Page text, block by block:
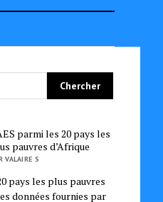
parmi les 20 pays les
pauvres d’Afrique
VALAIRE S
pays les plus pauvres
données fournies par